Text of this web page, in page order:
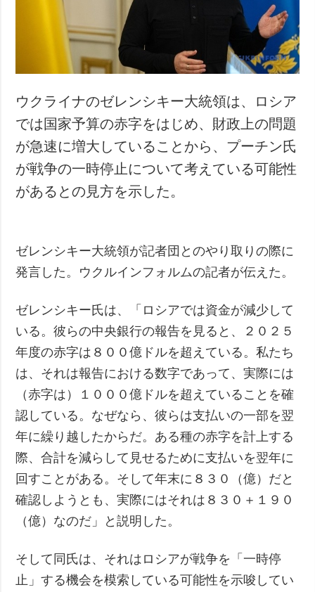
ウクライナのゼレンシキー大統領は、ロシア
では国家予算の赤字をはじめ、財政上の問題
が急速に増大していることから、プーチン氏
が戦争の一時停止について考えている可能性
があるとの見方を示した。
ゼレンシキー大統領が記者団とのやり取りの際に
発言した。ウクルインフォルムの記者が伝えた。
ゼレンシキー氏は、「ロシアでは資金が減少して
いる。彼らの中央銀行の報告を見ると、２０２５
年度の赤字は８００億ドルを超えている。私たち
は、それは報告における数字であって、実際には
（赤字は）１０００億ドルを超えていることを確
認している。なぜなら、彼らは支払いの一部を翌
年に繰り越したからだ。ある種の赤字を計上する
際、合計を減らして見せるために支払いを翌年に
回すことがある。そして年末に８３０（億）だと
確認しようとも、実際にはそれは８３０＋１９０
（億）なのだ」と説明した。
そして同氏は、それはロシアが戦争を「一時停
止」する機会を模索している可能性を示唆してい